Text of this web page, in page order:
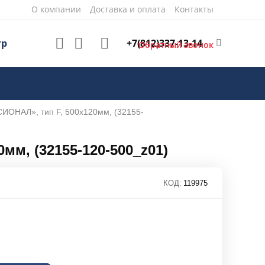
О компании Доставка и оплата Контакты
+7(812)337-13-14
Обратный звонок
тип F, 500х120мм, (32155-
(32155-120-500_z01)
КОД: 119975